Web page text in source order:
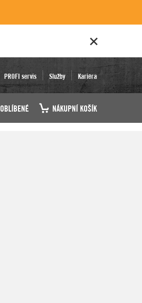
PROFI servis Služby Kariéra
OBLÍBENÉ NÁKUPNÍ KOŠÍK